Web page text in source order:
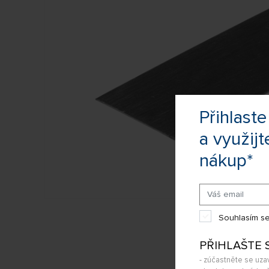
a
nákup*
Souhlasím
PŘIHLAŠTE
- zúčastněte se